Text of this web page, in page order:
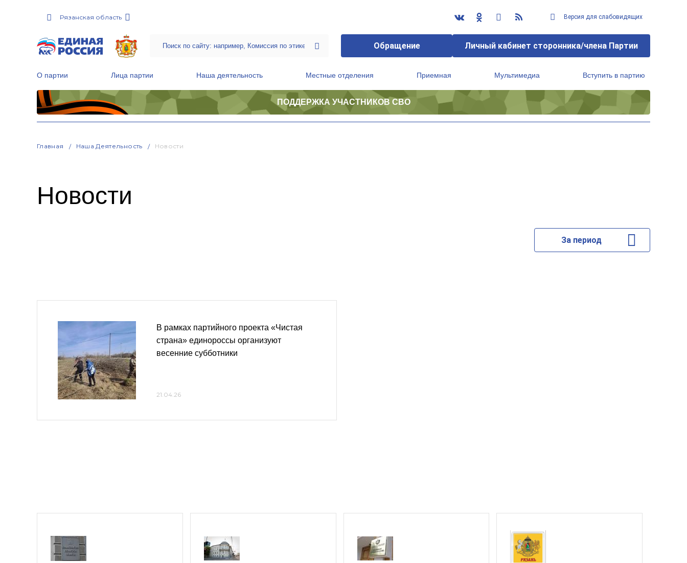
Рязанская область Версия для слабовидящих
Обращение Личный кабинет сторонника/члена Партии
О партии Лица партии Наша деятельность Местные отделения Приемная Мультимедиа Вступить в партию
ПОДДЕРЖКА УЧАСТНИКОВ СВО
Главная Наша Деятельность Новости
Новости
За период
В рамках партийного проекта «Чистая
страна» единороссы организуют
весенние субботники
21.04.26